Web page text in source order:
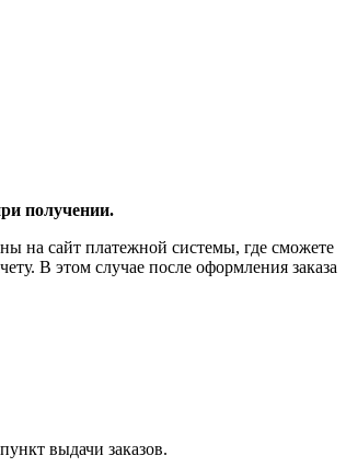
получении.
на сайт платежной системы, где сможете
В этом случае после оформления заказа
выдачи заказов.